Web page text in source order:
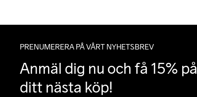
PRENUMERERA PÅ VÅRT NYHETSBREV
Anmäl dig nu och få 15% på
ditt nästa köp!